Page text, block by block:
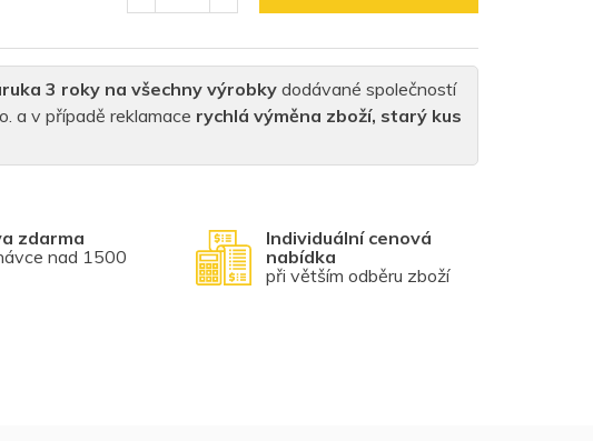
zdarma
nad 1500
Individuální cenová
nabídka
při větším odběru zboží
3 roky na všechny výrobky dodávané společností
a v případě reklamace rychlá výměna zboží, starý kus